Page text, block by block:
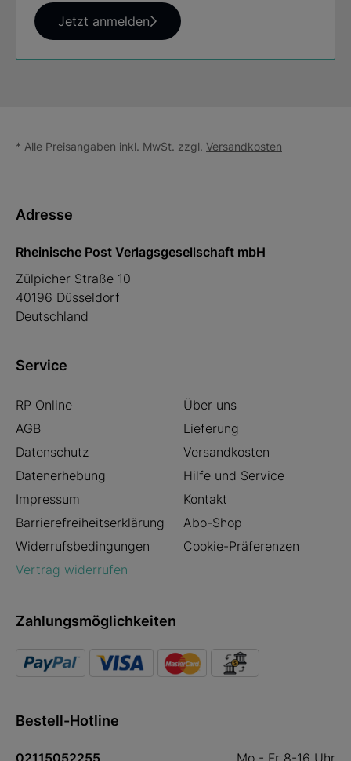
Jetzt anmelden
* Alle Preisangaben inkl. MwSt. zzgl. Versandkosten
Adresse
Rheinische Post Verlagsgesellschaft mbH
Zülpicher Straße 10
40196 Düsseldorf
Deutschland
Service
RP Online
Über uns
AGB
Lieferung
Datenschutz
Versandkosten
Datenerhebung
Hilfe und Service
Impressum
Kontakt
Barrierefreiheitserklärung
Abo-Shop
Widerrufsbedingungen
Cookie-Präferenzen
Vertrag widerrufen
Zahlungsmöglichkeiten
Bestell-Hotline